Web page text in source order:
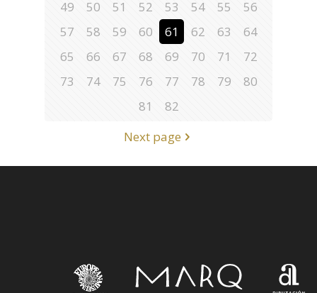
49
50 51 52 53 54 55
56
57
58 59 60 61 62 63
64
65
66 67 68 69 70 71
72
73
74 75 76 77 78 79
80
81
82
Next page